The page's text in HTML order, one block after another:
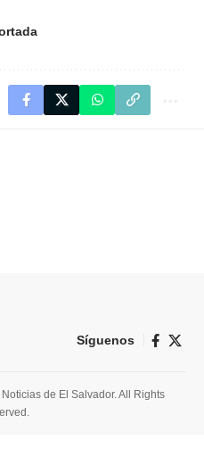
Síguenos
de El Salvador. All Rights